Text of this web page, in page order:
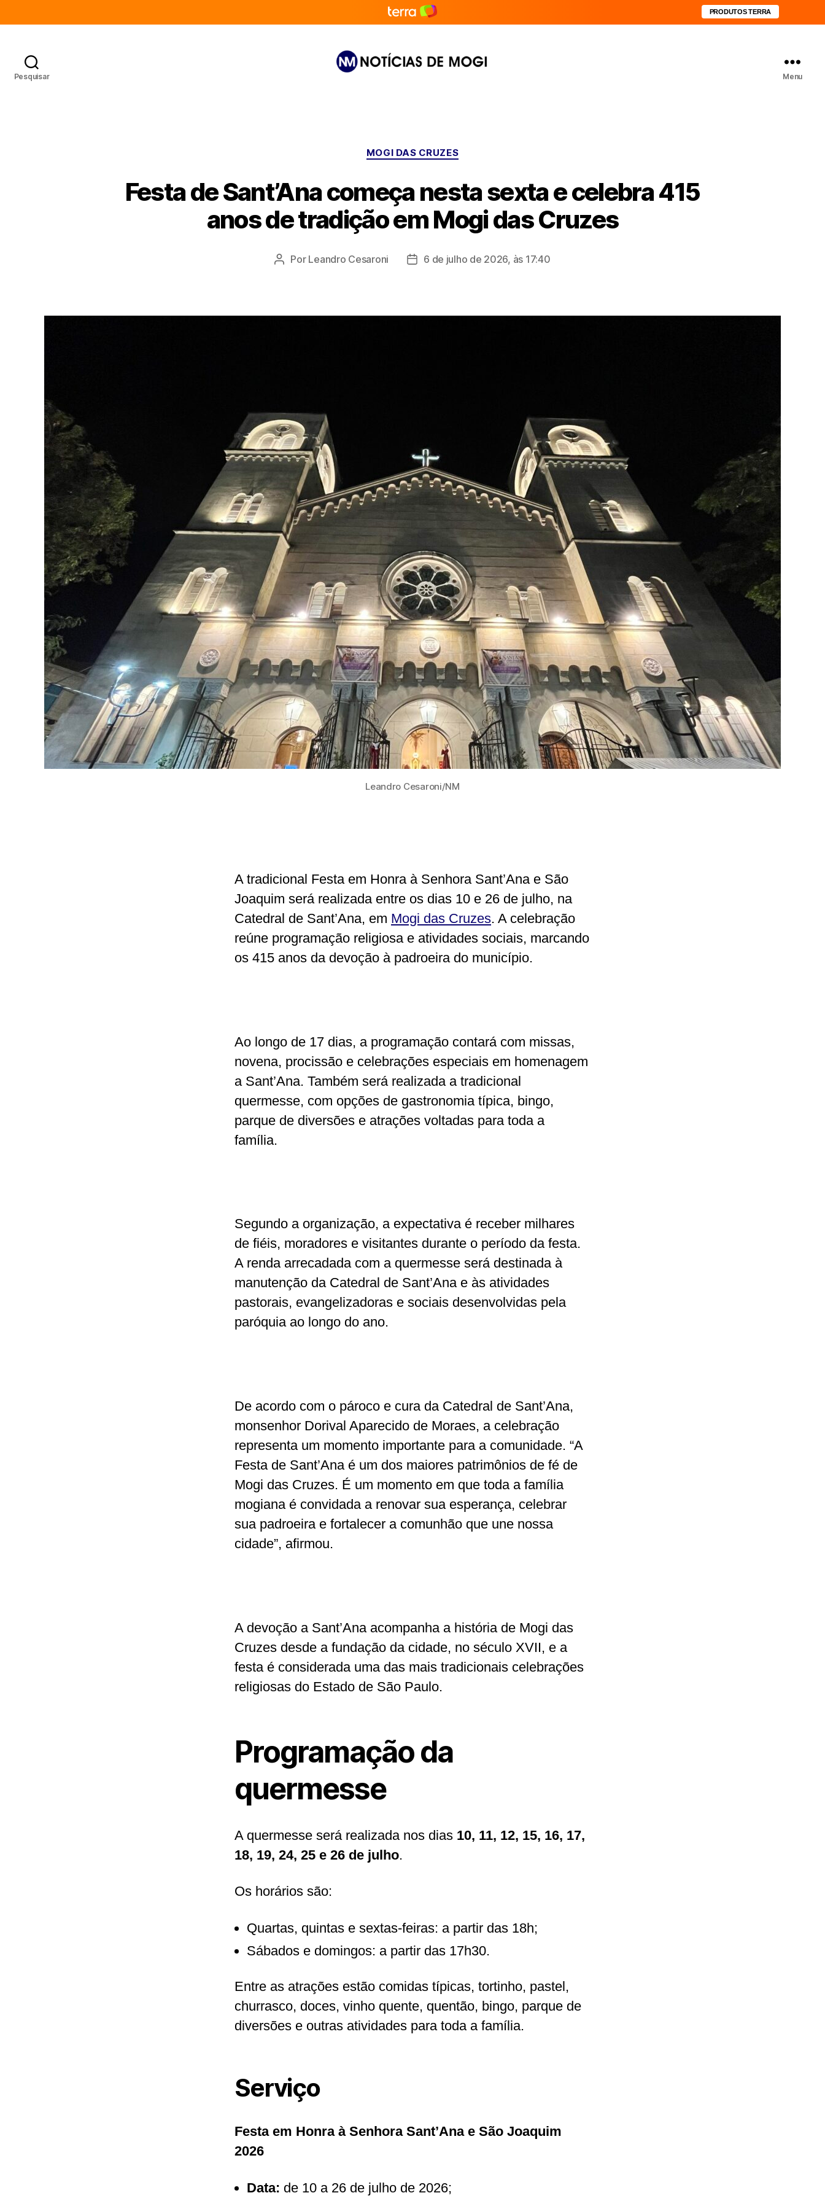
PRODUTOS TERRA
Pesquisar Menu
Categorias
MOGI DAS CRUZES
Festa de Sant’Ana começa nesta sexta e celebra 415
anos de tradição em Mogi das Cruzes
Autor
Por Leandro Cesaroni
Data6 de julho de 2026, às 17:40
Leandro Cesaroni/NM
A tradicional Festa em Honra à Senhora Sant’Ana e São
Joaquim será realizada entre os dias 10 e 26 de julho, na
Catedral de Sant’Ana, em Mogi das Cruzes. A celebração
reúne programação religiosa e atividades sociais, marcando
os 415 anos da devoção à padroeira do município.
Ao longo de 17 dias, a programação contará com missas,
novena, procissão e celebrações especiais em homenagem
a Sant’Ana. Também será realizada a tradicional
quermesse, com opções de gastronomia típica, bingo,
parque de diversões e atrações voltadas para toda a
família.
Segundo a organização, a expectativa é receber milhares
de fiéis, moradores e visitantes durante o período da festa.
A renda arrecadada com a quermesse será destinada à
manutenção da Catedral de Sant’Ana e às atividades
pastorais, evangelizadoras e sociais desenvolvidas pela
paróquia ao longo do ano.
De acordo com o pároco e cura da Catedral de Sant’Ana,
monsenhor Dorival Aparecido de Moraes, a celebração
representa um momento importante para a comunidade. “A
Festa de Sant’Ana é um dos maiores patrimônios de fé de
Mogi das Cruzes. É um momento em que toda a família
mogiana é convidada a renovar sua esperança, celebrar
sua padroeira e fortalecer a comunhão que une nossa
cidade”, afirmou.
A devoção a Sant’Ana acompanha a história de Mogi das
Cruzes desde a fundação da cidade, no século XVII, e a
festa é considerada uma das mais tradicionais celebrações
religiosas do Estado de São Paulo.
Programação da
quermesse
A quermesse será realizada nos dias 10, 11, 12, 15, 16, 17,
18, 19, 24, 25 e 26 de julho.
Os horários são:
Quartas, quintas e sextas-feiras: a partir das 18h;
Sábados e domingos: a partir das 17h30.
Entre as atrações estão comidas típicas, tortinho, pastel,
churrasco, doces, vinho quente, quentão, bingo, parque de
diversões e outras atividades para toda a família.
Serviço
Festa em Honra à Senhora Sant’Ana e São Joaquim
2026
Data: de 10 a 26 de julho de 2026;